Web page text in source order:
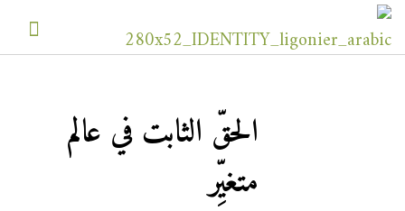
الحقّ الثابت في عالم
متغيِّر